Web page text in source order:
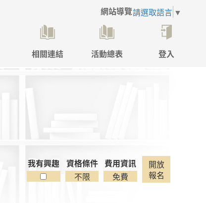
網站導覽請選取語言 ▼
相關連結
活動總表
視
窗
登入
我有興趣 資格條件
不限
費用資訊
免費
開放
報名